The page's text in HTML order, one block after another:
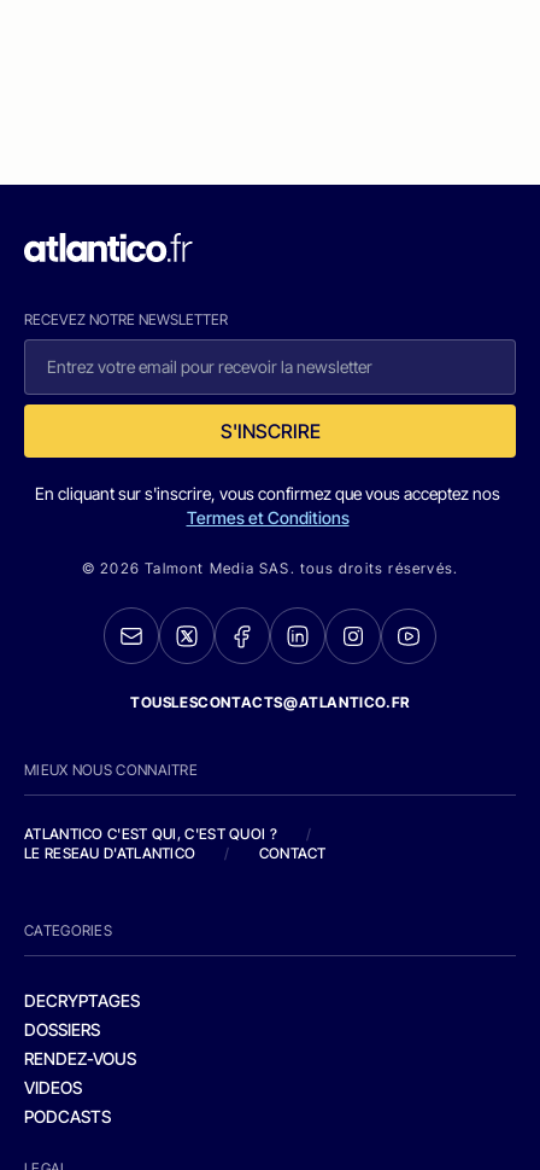
RECEVEZ NOTRE NEWSLETTER
S'INSCRIRE
En cliquant sur s'inscrire, vous confirmez que vous acceptez nos
Termes et Conditions
© 2026 Talmont Media SAS. tous droits réservés.
TOUSLESCONTACTS@ATLANTICO.FR
MIEUX NOUS CONNAITRE
ATLANTICO C'EST QUI, C'EST QUOI ?
/
LE RESEAU D'ATLANTICO
/ CONTACT
CATEGORIES
DECRYPTAGES
DOSSIERS
RENDEZ-VOUS
VIDEOS
PODCASTS